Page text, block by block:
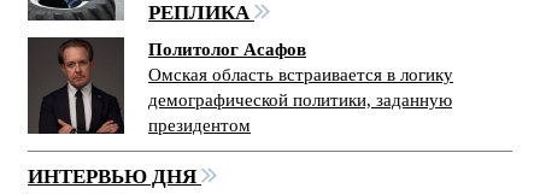
РЕПЛИКА
Политолог Асафов
Омская область встраивается в логику
демографической политики, заданную
президентом
ИНТЕРВЬЮ ДНЯ